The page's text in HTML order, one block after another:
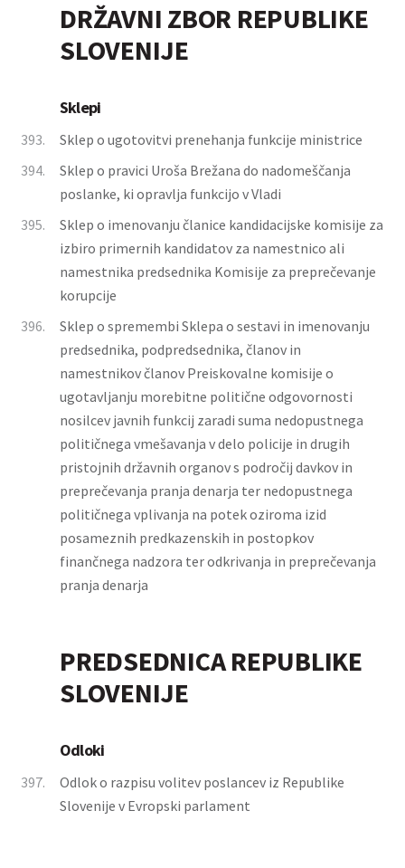
DRŽAVNI ZBOR REPUBLIKE
SLOVENIJE
Sklepi
393.
Sklep o ugotovitvi prenehanja funkcije ministrice
394.
Sklep o pravici Uroša Brežana do nadomeščanja
poslanke, ki opravlja funkcijo v Vladi
395.
Sklep o imenovanju članice kandidacijske komisije za
izbiro primernih kandidatov za namestnico ali
namestnika predsednika Komisije za preprečevanje
korupcije
396.
Sklep o spremembi Sklepa o sestavi in imenovanju
predsednika, podpredsednika, članov in
namestnikov članov Preiskovalne komisije o
ugotavljanju morebitne politične odgovornosti
nosilcev javnih funkcij zaradi suma nedopustnega
političnega vmešavanja v delo policije in drugih
pristojnih državnih organov s področij davkov in
preprečevanja pranja denarja ter nedopustnega
političnega vplivanja na potek oziroma izid
posameznih predkazenskih in postopkov
finančnega nadzora ter odkrivanja in preprečevanja
pranja denarja
PREDSEDNICA REPUBLIKE
SLOVENIJE
Odloki
397.
Odlok o razpisu volitev poslancev iz Republike
Slovenije v Evropski parlament